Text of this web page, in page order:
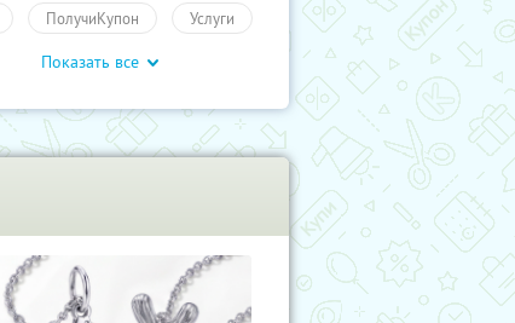
ПолучиКупон Услуги
Показать все